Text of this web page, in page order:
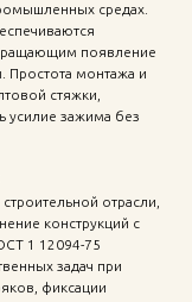
средах.
появление
Простота монтажа и
стяжки,
усилие зажима без
отрасли,
конструкций с
1 12094-75
задач при
фиксации